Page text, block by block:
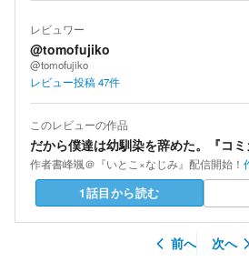
レビュワー
@tomofujiko
@tomofujiko
レビュー投稿47件
このレビューの作品
だから僕達は幼馴染を辞めた。『コミ
作者書峰颯＠『いとこ×なじみ』配信開始！
1話目から読む
前へ 次へ